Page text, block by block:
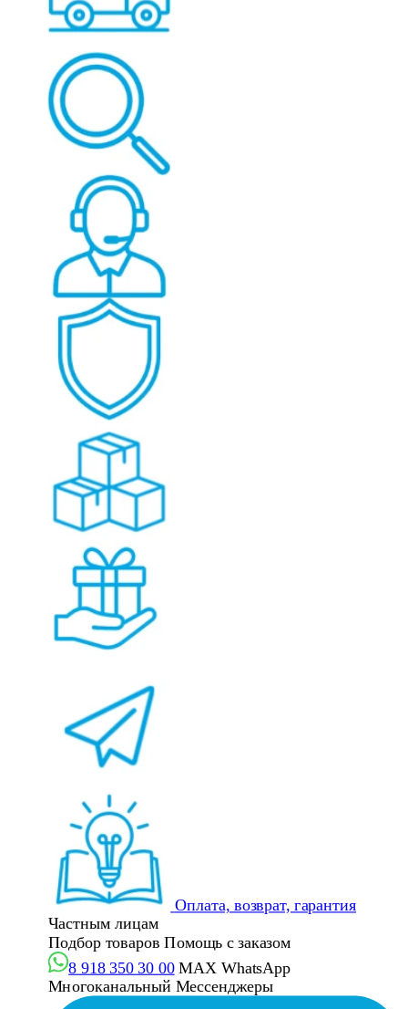
Оплата, возврат, гарантия
Частным лицам
Подбор товаров Помощь с заказом
8 918 350 30 00 MAX WhatsApp
Многоканальный Мессенджеры